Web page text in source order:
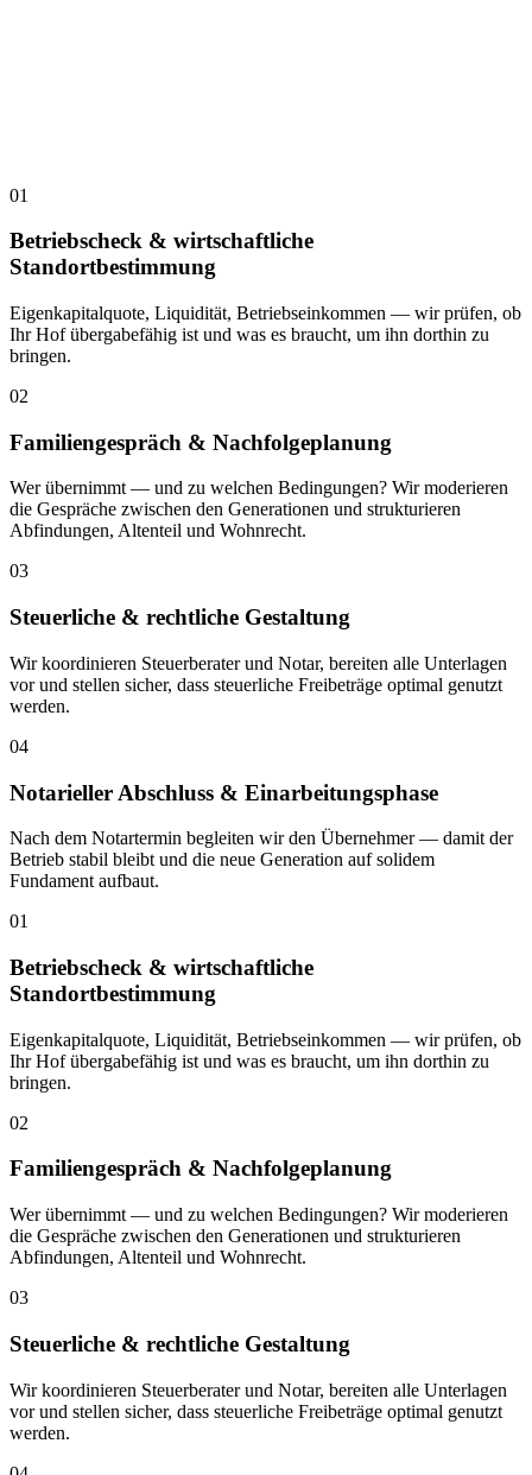
01
Betriebscheck & wirtschaftliche
Standortbestimmung
Eigenkapitalquote, Liquidität, Betriebseinkommen — wir prüfen, ob
Ihr Hof übergabefähig ist und was es braucht, um ihn dorthin zu
bringen.
02
Familiengespräch & Nachfolgeplanung
Wer übernimmt — und zu welchen Bedingungen? Wir moderieren
die Gespräche zwischen den Generationen und strukturieren
Abfindungen, Altenteil und Wohnrecht.
03
Steuerliche & rechtliche Gestaltung
Wir koordinieren Steuerberater und Notar, bereiten alle Unterlagen
vor und stellen sicher, dass steuerliche Freibeträge optimal genutzt
werden.
04
Notarieller Abschluss & Einarbeitungsphase
Nach dem Notartermin begleiten wir den Übernehmer — damit der
Betrieb stabil bleibt und die neue Generation auf solidem
Fundament aufbaut.
01
Betriebscheck & wirtschaftliche
Standortbestimmung
Eigenkapitalquote, Liquidität, Betriebseinkommen — wir prüfen, ob
Ihr Hof übergabefähig ist und was es braucht, um ihn dorthin zu
bringen.
02
Familiengespräch & Nachfolgeplanung
Wer übernimmt — und zu welchen Bedingungen? Wir moderieren
die Gespräche zwischen den Generationen und strukturieren
Abfindungen, Altenteil und Wohnrecht.
03
Steuerliche & rechtliche Gestaltung
Wir koordinieren Steuerberater und Notar, bereiten alle Unterlagen
vor und stellen sicher, dass steuerliche Freibeträge optimal genutzt
werden.